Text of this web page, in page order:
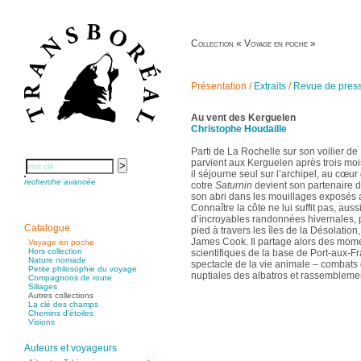
recherche avancée
Catalogue
Voyage en poche
Hors collection
Nature nomade
Petite philosophie du voyage
Compagnons de route
Sillages
Autres collections
La clé des champs
Chemins d’étoiles
Visions
Auteurs et voyageurs
Collection « Voyage en poche »
Présentation / Extraits / Revue de
Au vent des Kerguelen
Christophe Houdaille
Parti de La Rochelle sur son voilier
parvient aux Kerguelen après trois
il séjourne seul sur l’archipel, au
cotre Saturnin devient son partenaire
son abri dans les mouillages exposés
Connaître la côte ne lui suffit pas,
d’incroyables randonnées
pied à travers les îles de la
James Cook. Il partage alors des
scientifiques de la base de Port-aux-
spectacle de la vie animale –
nuptiales des albatros et